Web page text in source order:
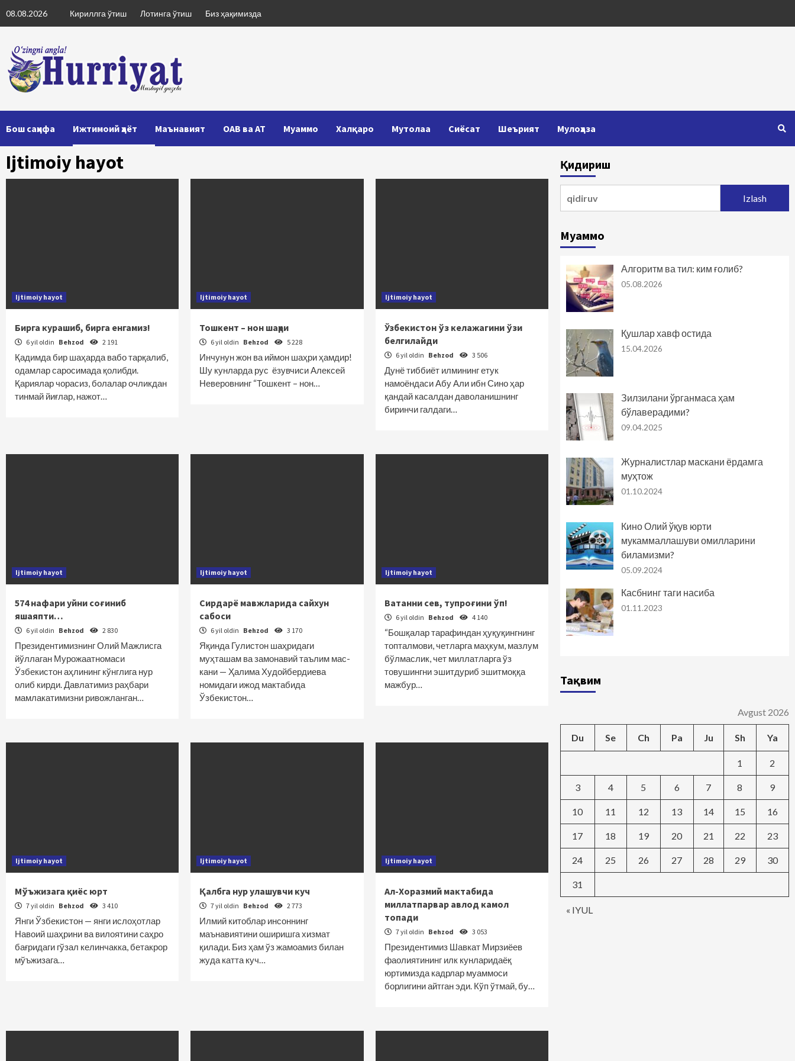
to
08.08.2026 Кириллга ўтиш Лотинга ўтиш Биз ҳақимизда
Бош саҳифа Ижтимоий ҳаёт Маънавият ОАВ ва АТ Муаммо Халқаро Мутолаа Сиёсат Шеърият Мулоҳаза
Ijtimoiy hayot
Ijtimoiy hayot
Бирга курашиб, бирга енгамиз!
6 yil oldin Behzod 2 191
Қадимда бир шаҳарда вабо тарқалиб,
одамлар саросимада қолибди.
Қариялар чорасиз, болалар очликдан
тинмай йиғлар, нажот…
Ijtimoiy hayot
Тошкент – нон шаҳри
6 yil oldin Behzod 5 228
Инчунун жон ва иймон шаҳри ҳамдир!
Шу кунларда рус ёзувчиси Алексей
Неверовнинг “Тошкент – нон…
Ijtimoiy hayot
Ўзбекистон ўз келажагини ўзи
белгилайди
6 yil oldin Behzod 3 506
Дунё тиббиёт илмининг етук
намоёндаси Абу Али ибн Сино ҳар
қандай касалдан даволанишнинг
биринчи галдаги…
Ijtimoiy hayot
574 нафари уйни соғиниб
яшаяпти…
6 yil oldin Behzod 2 830
Президентимизнинг Олий Мажлисга
йўллаган Мурожаатномаси
Ўзбекистон аҳлининг кўнглига нур
олиб кирди. Давлатимиз раҳбари
мамлакатимизни ривожланган…
Ijtimoiy hayot
Сирдарё мавжларида сайхун
сабоси
6 yil oldin Behzod 3 170
Яқинда Гулистон шаҳридаги
муҳташам ва замонавий таълим мас­
кани — Ҳалима Худойбердиева
номидаги ижод мактабида
Ўзбекистон…
Ijtimoiy hayot
Ватанни сев, тупроғини ўп!
6 yil oldin Behzod 4 140
“Бошқалар тарафиндан ҳуқуқингнинг
топталмови, четларга маҳкум, мазлум
бўлмаслик, чет миллатларга ўз
товушингни эшитдуриб эшитмоққа
мажбур…
Ijtimoiy hayot
Мўъжизага қиёс юрт
7 yil oldin Behzod 3 410
Янги Ўзбекистон — янги ислоҳотлар
Навоий шаҳрини ва вилоятини саҳро
бағридаги гўзал келинчакка, бетакрор
мўъжизага…
Ijtimoiy hayot
Қалбга нур улашувчи куч
7 yil oldin Behzod 2 773
Илмий китоблар инсоннинг
маънавиятини оширишга хизмат
қилади. Биз ҳам ўз жамоамиз билан
жуда катта куч…
Ijtimoiy hayot
Ал-Хоразмий мактабида
миллатпарвар авлод камол
топади
7 yil oldin Behzod 3 053
Президентимиз Шавкат Мирзиёев
фаолиятининг илк кунларидаёқ
юртимизда кадрлар муаммоси
борлигини айтган эди. Кўп ўтмай, бу…
Қидириш
Муаммо
Алгоритм ва тил: ким ғолиб?
05.08.2026
Қушлар хавф остида
15.04.2026
Зилзилани ўрганмаса ҳам
бўлаверадими?
09.04.2025
Журналистлар маскани ёрдамга
муҳтож
01.10.2024
Кино Олий ўқув юрти
мукаммаллашуви омилларини
биламизми?
05.09.2024
Касбнинг таги насиба
01.11.2023
Тақвим
Avgust 2026
Du Se Ch Pa Ju Sh Ya
« IYUL
1 2
3 4 5 6 7 8 9
10 11 12 13 14 15 16
17 18 19 20 21 22 23
24 25 26 27 28 29 30
31